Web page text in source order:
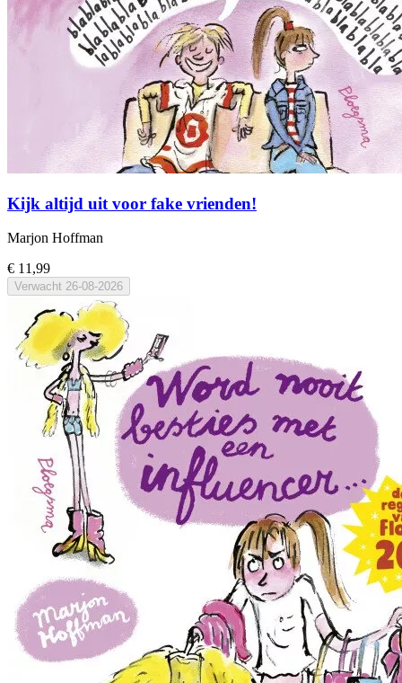
Kijk altijd uit voor fake vrienden!
Marjon Hoffman
€ 11,99
Verwacht 26-08-2026